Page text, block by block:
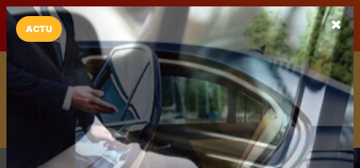
LaCarte LaCarte sur
Play Store
Installez l'App LaCarte
Téléchargez gratuitement l'app LaCarte pour suivre vos
commerces favoris et ne rien rater !
Télécharger Plus tard
ACTU